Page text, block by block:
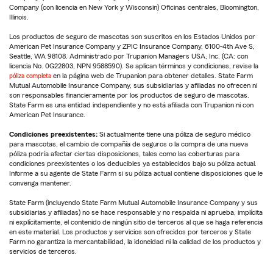
Company (con licencia en New York y Wisconsin) Oficinas centrales, Bloomington,
Illinois.
Los productos de seguro de mascotas son suscritos en los Estados Unidos por
American Pet Insurance Company y ZPIC Insurance Company, 6100-4th Ave S,
Seattle, WA 98108. Administrado por Trupanion Managers USA, Inc. (CA: con
licencia No. 0G22803, NPN 9588590). Se aplican términos y condiciones, revise la
póliza completa en la página web de Trupanion para obtener detalles. State Farm
Mutual Automobile Insurance Company, sus subsidiarias y afiliadas no ofrecen ni
son responsables financieramente por los productos de seguro de mascotas.
State Farm es una entidad independiente y no está afiliada con Trupanion ni con
American Pet Insurance.
Condiciones preexistentes: Si actualmente tiene una póliza de seguro médico
para mascotas, el cambio de compañía de seguros o la compra de una nueva
póliza podría afectar ciertas disposiciones, tales como las coberturas para
condiciones preexistentes o los deducibles ya establecidos bajo su póliza actual.
Informe a su agente de State Farm si su póliza actual contiene disposiciones que le
convenga mantener.
State Farm (incluyendo State Farm Mutual Automobile Insurance Company y sus
subsidiarias y afiliadas) no se hace responsable y no respalda ni aprueba, implícita
ni explícitamente, el contenido de ningún sitio de terceros al que se haga referencia
en este material. Los productos y servicios son ofrecidos por terceros y State
Farm no garantiza la mercantabilidad, la idoneidad ni la calidad de los productos y
servicios de terceros.